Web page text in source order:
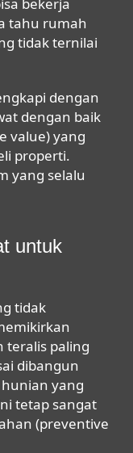
tahu rumah
tidak ternilai
dengan
dengan baik
value) yang
properti.
yang selalu
untuk
tidak
teralis paling
dibangun
yang
tetap sangat
(preventive